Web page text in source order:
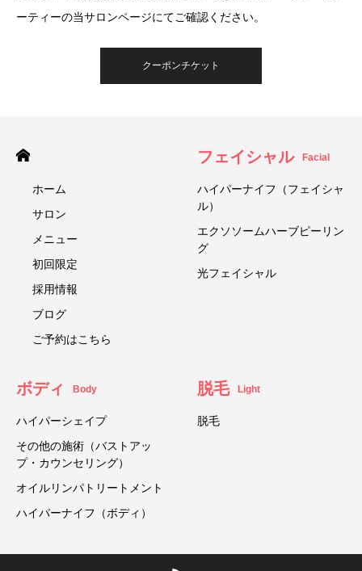
ーティーの当サロンページにてご確認ください。
クーポンチケット
ホーム
サロン
メニュー
初回限定
採用情報
ブログ
ご予約はこちら
フェイシャル Facial
ハイパーナイフ（フェイシャ
ル）
エクソソームハーブピーリン
グ
光フェイシャル
ボディ Body
ハイパーシェイプ
その他の施術（バストアッ
プ・カウンセリング）
オイルリンパトリートメント
ハイパーナイフ（ボディ）
脱毛 Light
脱毛